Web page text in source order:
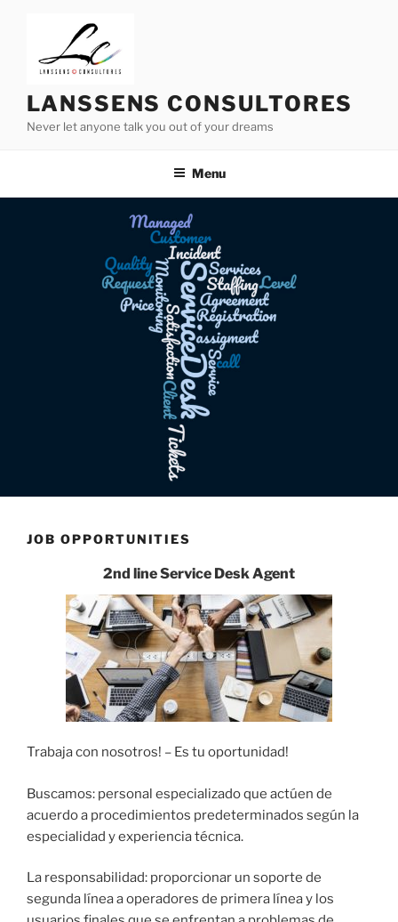
LANSSENS CONSULTORES
Never let anyone talk you out of your dreams
Menu
JOB OPPORTUNITIES
2nd line Service Desk Agent
Trabaja con nosotros! – Es tu oportunidad!
Buscamos: personal especializado que actúen de
acuerdo a procedimientos predeterminados según la
especialidad y experiencia técnica.
La responsabilidad: proporcionar un soporte de
segunda línea a operadores de primera línea y los